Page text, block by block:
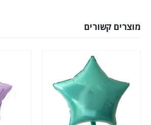
מוצרים קשורים